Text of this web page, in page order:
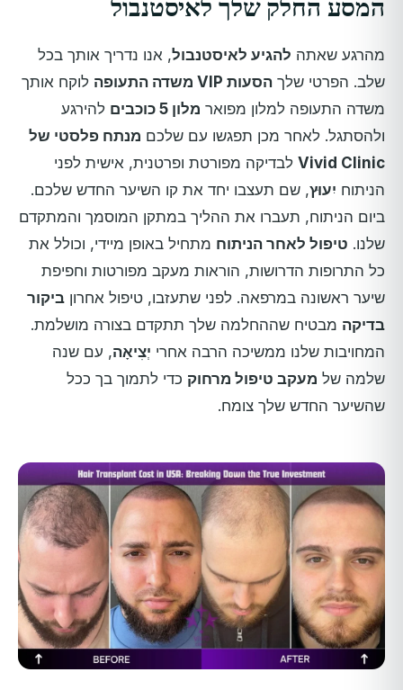
המסע החלק שלך לאיסטנבול
מהרגע שאתה להגיע לאיסטנבול, אנו נדריך אותך בכל
שלב. הפרטי שלך הסעות VIP משדה התעופה
לוקח אותך
משדה התעופה למלון מפואר מלון 5 כוכבים
להירגע
ולהסתגל. לאחר מכן תפגשו עם שלכם מנתח פלסטי של
Vivid Clinic לבדיקה מפורטת ופרטנית, אישית לפני
הניתוח יִעוּץ, שם תעצבו יחד את קו השיער החדש שלכם.
ביום הניתוח, תעברו את ההליך במתקן המוסמך והמתקדם
שלנו. טיפול לאחר הניתוח מתחיל באופן מיידי, וכולל את
כל התרופות הדרושות, הוראות מעקב מפורטות וחפיפת
שיער ראשונה במרפאה. לפני שתעזבו, טיפול אחרון ביקור
בדיקה מבטיח שההחלמה שלך תתקדם בצורה מושלמת.
המחויבות שלנו ממשיכה הרבה אחרי יְצִיאָה, עם שנה
שלמה של מעקב טיפול מרחוק כדי לתמוך בך ככל
שהשיער החדש שלך צומח.